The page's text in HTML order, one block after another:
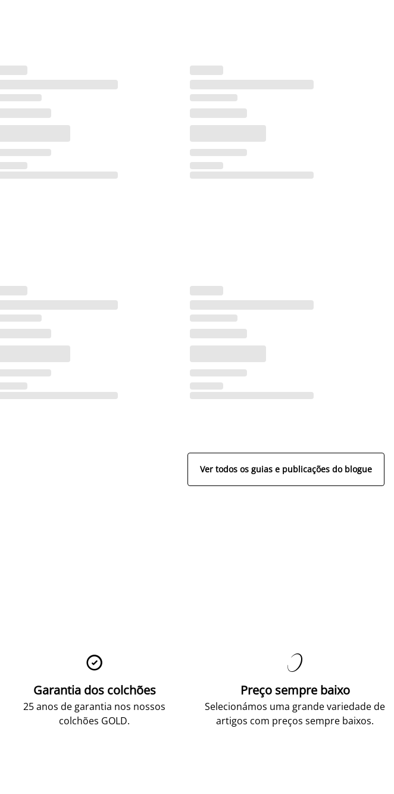
Ver todos os guias e publicações do blogue

Garantia dos colchões
25 anos de garantia nos nossos
colchões GOLD.

Preço sempre baixo
Selecionámos uma grande variedade de
artigos com preços sempre baixos.